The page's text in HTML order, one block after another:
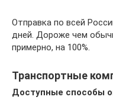
Отправка по всей
дней. Дороже чем
примерно, на 100%.
Транспортные
Доступные способы